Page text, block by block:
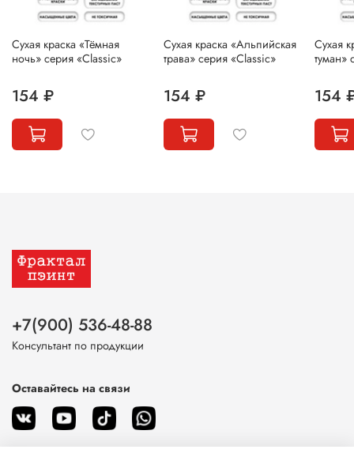
Сухая краска «Тёмная
ночь» серия «Classic»
154 ₽
Сухая краска «Альпийская
трава» серия «Classic»
154 ₽
Сухая
туман»
154
+7(900) 536-48-88
Консультант по продукции
Оставайтесь на связи